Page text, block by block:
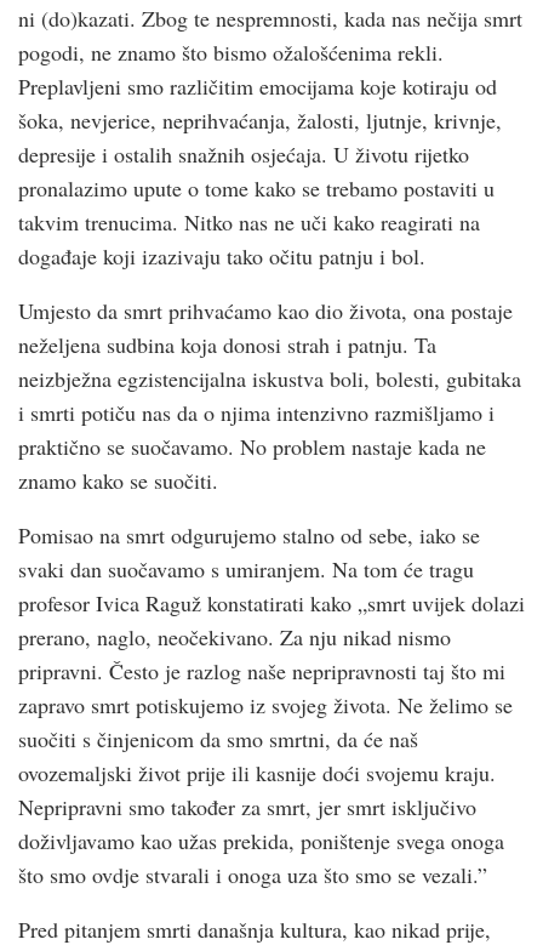
ni (do)kazati. Zbog te nespremnosti, kada nas nečija smrt
pogodi, ne znamo što bismo ožalošćenima rekli.
Preplavljeni smo različitim emocijama koje kotiraju od
šoka, nevjerice, neprihvaćanja, žalosti, ljutnje, krivnje,
depresije i ostalih snažnih osjećaja. U životu rijetko
pronalazimo upute o tome kako se trebamo postaviti u
takvim trenucima. Nitko nas ne uči kako reagirati na
događaje koji izazivaju tako očitu patnju i bol.
Umjesto da smrt prihvaćamo kao dio života, ona postaje
neželjena sudbina koja donosi strah i patnju. Ta
neizbježna egzistencijalna iskustva boli, bolesti, gubitaka
i smrti potiču nas da o njima intenzivno razmišljamo i
praktično se suočavamo. No problem nastaje kada ne
znamo kako se suočiti.
Pomisao na smrt odgurujemo stalno od sebe, iako se
svaki dan suočavamo s umiranjem. Na tom će tragu
profesor Ivica Raguž konstatirati kako „smrt uvijek dolazi
prerano, naglo, neočekivano. Za nju nikad nismo
pripravni. Često je razlog naše nepripravnosti taj što mi
zapravo smrt potiskujemo iz svojeg života. Ne želimo se
suočiti s činjenicom da smo smrtni, da će naš
ovozemaljski život prije ili kasnije doći svojemu kraju.
Nepripravni smo također za smrt, jer smrt isključivo
doživljavamo kao užas prekida, poništenje svega onoga
što smo ovdje stvarali i onoga uza što smo se vezali.”
Pred pitanjem smrti današnja kultura, kao nikad prije,